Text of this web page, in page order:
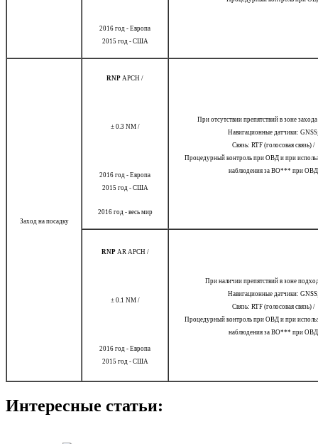
2016 год - Европа
2015 год - США
Заход на посадку
RNP APCH /
± 0.3 NM /
2016 год - Европа
2015 год - США
2016 год - весь мир
При отсутствии препятствий в зоне
Навигационные датчики:
Связь: RTF (голосовая связь) /
Процедурный контроль при ОВД и при
наблюдения за ВО*** при ОВД
RNPAR APCH /
± 0.1 NM /
2016 год - Европа
2015 год - США
При наличии препятствий в зоне
Навигационные датчики:
Связь: RTF (голосовая связь) /
Процедурный контроль при ОВД и при
наблюдения за ВО*** при ОВД
Интересные статьи: